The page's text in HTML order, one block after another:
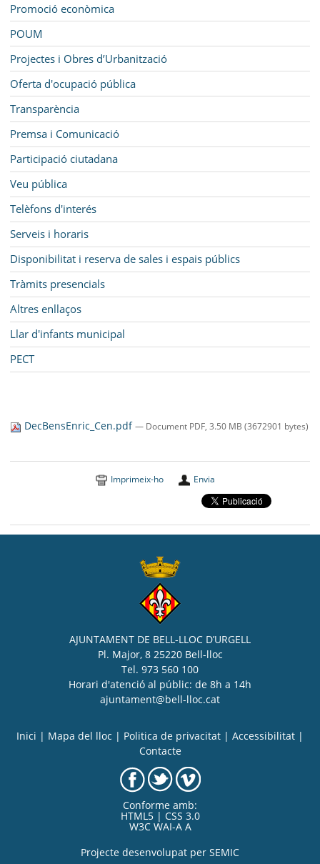
Promoció econòmica
POUM
Projectes i Obres d’Urbanització
Oferta d'ocupació pública
Transparència
Premsa i Comunicació
Participació ciutadana
Veu pública
Telèfons d'interés
Serveis i horaris
Disponibilitat i reserva de sales i espais públics
Tràmits presencials
Altres enllaços
Llar d'infants municipal
PECT
DecBensEnric_Cen.pdf— Document PDF, 3.50 MB (3672901 bytes)
Imprimeix-ho Envia
AJUNTAMENT DE BELL-LLOC D’URGELL
Pl. Major, 8 25220 Bell-lloc
Tel. 973 560 100
Horari d'atenció al públic: de 8h a 14h
ajuntament@bell-lloc.cat
Inici | Mapa del lloc | Politica de privacitat | Accessibilitat |
Contacte
Conforme amb:
HTML5 | CSS 3.0
W3C WAI-A A
Projecte desenvolupat per SEMIC